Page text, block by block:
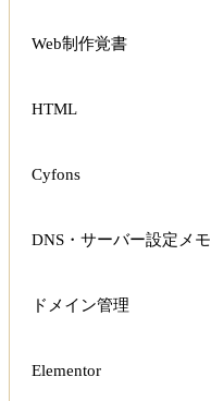
Web制作覚書
HTML
Cyfons
DNS・サーバー設定メモ
ドメイン管理
Elementor